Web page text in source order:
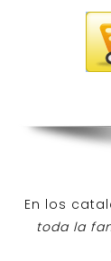
En los
toda la